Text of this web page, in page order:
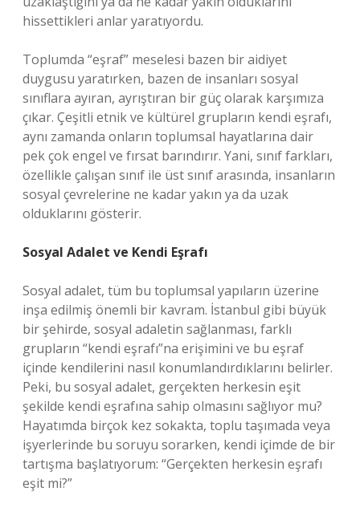
hissettikleri anlar yaratıyordu.
Toplumda “eşraf” meselesi bazen bir aidiyet
duygusu yaratırken, bazen de insanları sosyal
sınıflara ayıran, ayrıştıran bir güç olarak karşımıza
çıkar. Çeşitli etnik ve kültürel grupların kendi eşrafı,
aynı zamanda onların toplumsal hayatlarına dair
pek çok engel ve fırsat barındırır. Yani, sınıf farkları,
özellikle çalışan sınıf ile üst sınıf arasında, insanların
sosyal çevrelerine ne kadar yakın ya da uzak
olduklarını gösterir.
Sosyal Adalet ve Kendi Eşrafı
Sosyal adalet, tüm bu toplumsal yapıların üzerine
inşa edilmiş önemli bir kavram. İstanbul gibi büyük
bir şehirde, sosyal adaletin sağlanması, farklı
grupların “kendi eşrafı”na erişimini ve bu eşraf
içinde kendilerini nasıl konumlandırdıklarını belirler.
Peki, bu sosyal adalet, gerçekten herkesin eşit
şekilde kendi eşrafına sahip olmasını sağlıyor mu?
Hayatımda birçok kez sokakta, toplu taşımada veya
işyerlerinde bu soruyu sorarken, kendi içimde de bir
tartışma başlatıyorum: “Gerçekten herkesin eşrafı
eşit mi?”